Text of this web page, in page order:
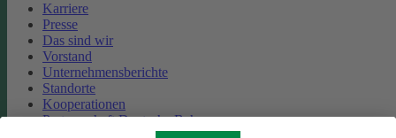
Karriere
Presse
Das sind wir
Vorstand
Unternehmensberichte
Standorte
Kooperationen
Partnerschaft Deutsche Bahn